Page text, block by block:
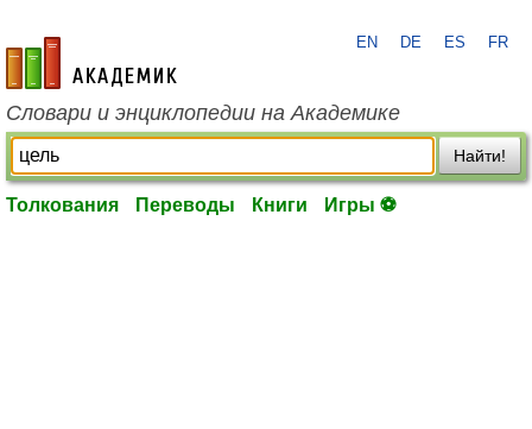
academic.ru
EN DE ES FR
Словари и энциклопедии на Академике
Найти!
Толкования Переводы Книги Игры ⚽